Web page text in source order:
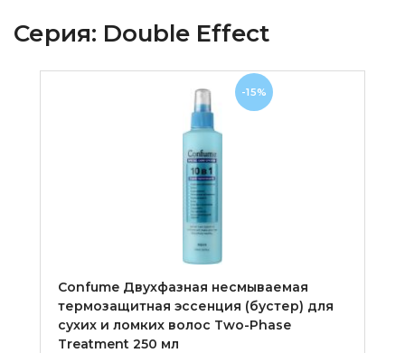
Серия: Double Effect
Confume Двухфазная несмываемая
термозащитная эссенция (бустер) для
сухих и ломких волос Two-Phase
Treatment 250 мл
-15%